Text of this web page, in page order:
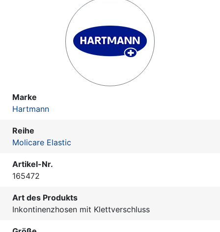
Marke
Hartmann
Reihe
Molicare Elastic
Artikel-Nr.
165472
Art des Produkts
Inkontinenzhosen mit Klettverschluss